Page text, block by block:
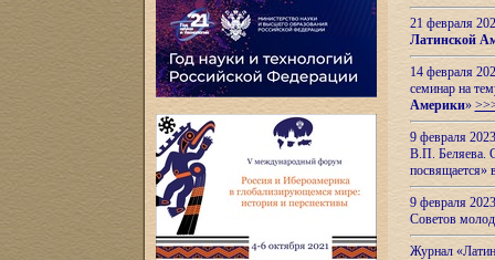
21 февраля
Латинской
14 февраля
семинар на
Америки»
9 февраля
В.П. Беляева.
посвящается»
9 февраля
Советов
Журнал